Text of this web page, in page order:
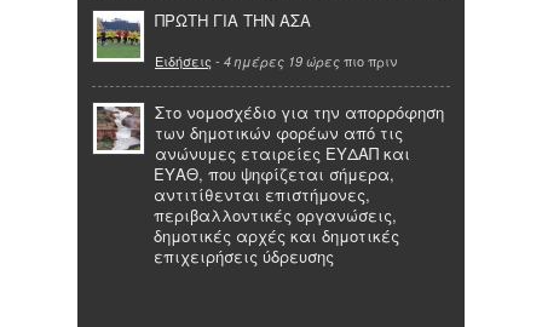
ΠΡΩΤΗ ΓΙΑ ΤΗΝ ΑΣΑ
Ειδήσεις - 4 ημέρες 19 ώρες πιο πριν
Στο νομοσχέδιο για την απορρόφηση
των δημοτικών φορέων από τις
ανώνυμες εταιρείες ΕΥΔΑΠ και
ΕΥΑΘ, που ψηφίζεται σήμερα,
αντιτίθενται επιστήμονες,
περιβαλλοντικές οργανώσεις,
δημοτικές αρχές και δημοτικές
επιχειρήσεις ύδρευσης